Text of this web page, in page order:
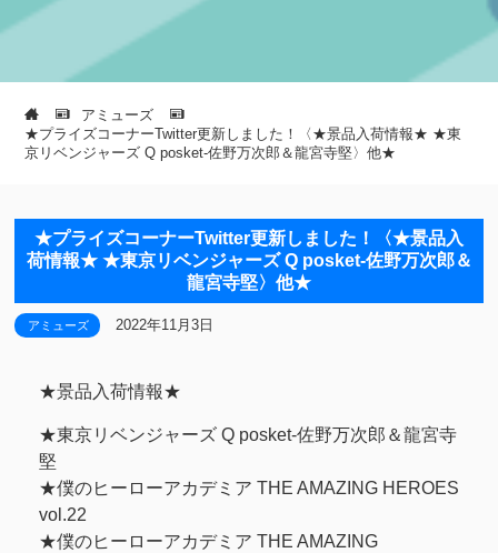
アミューズ
★プライズコーナーTwitter更新しました！〈★景品入荷情報★ ★東
京リベンジャーズ Q posket-佐野万次郎＆龍宮寺堅〉他★
★プライズコーナーTwitter更新しました！〈★景品入
荷情報★ ★東京リベンジャーズ Q posket-佐野万次郎＆
龍宮寺堅〉他★
アミューズ 2022年11月3日
★景品入荷情報★
★東京リベンジャーズ Q posket-佐野万次郎＆龍宮寺
堅
★僕のヒーローアカデミア THE AMAZING HEROES
vol.22
★僕のヒーローアカデミア THE AMAZING